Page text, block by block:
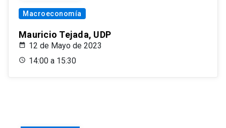
Macroeconomía
Mauricio Tejada, UDP
12 de Mayo de 2023
14:00 a 15:30